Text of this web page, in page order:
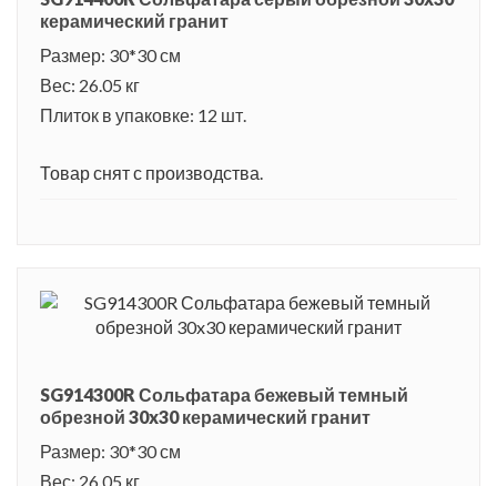
керамический гранит
Размер: 30*30 см
Вес: 26.05 кг
Плиток в упаковке: 12 шт.
Товар снят с производства.
SG914300R Сольфатара бежевый темный
обрезной 30x30 керамический гранит
Размер: 30*30 см
Вес: 26.05 кг